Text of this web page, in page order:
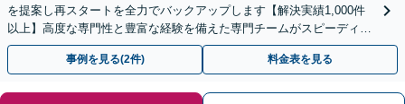
を提案し再スタートを全力でバックアップします【解決実績1,000件
以上】高度な専門性と豊富な経験を備えた専門チームがスピーディー
に対応【分割・後払い応相談】【LINE相談可】
事例を見る(2件) 料金表を見る